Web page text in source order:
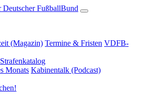
(Magazin) Termine & Fristen VDFB-
Strafenkatalog
Monats Kabinentalk (Podcast)